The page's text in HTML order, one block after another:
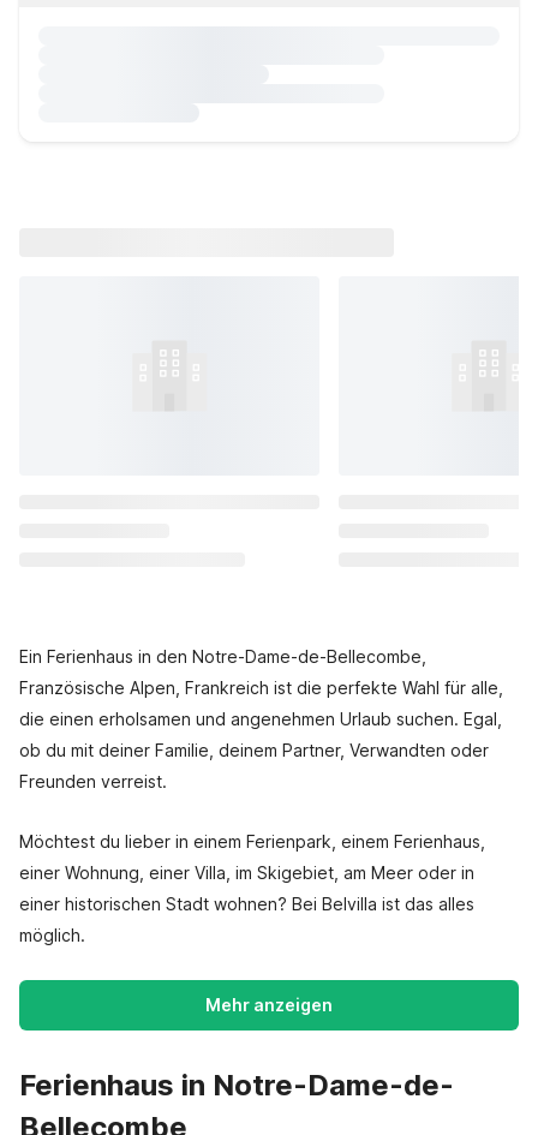
Ein Ferienhaus in den Notre-Dame-de-Bellecombe,
Französische Alpen, Frankreich ist die perfekte Wahl für alle,
die einen erholsamen und angenehmen Urlaub suchen. Egal,
ob du mit deiner Familie, deinem Partner, Verwandten oder
Freunden verreist.
Möchtest du lieber in einem Ferienpark, einem Ferienhaus,
einer Wohnung, einer Villa, im Skigebiet, am Meer oder in
einer historischen Stadt wohnen? Bei Belvilla ist das alles
möglich.
Mehr anzeigen
Ferienhaus in Notre-Dame-de-
Bellecombe